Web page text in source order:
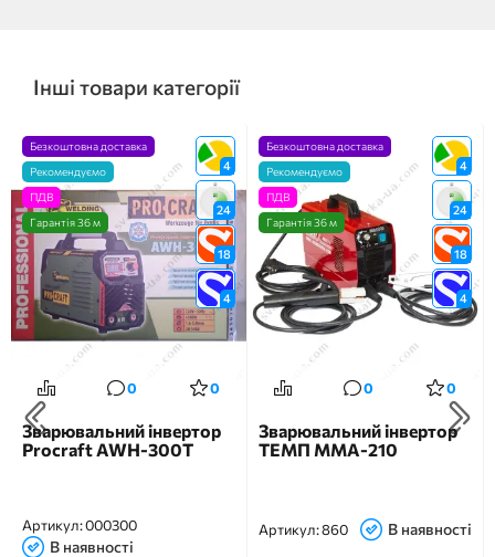
Інші товари категорії
4
24
18
4
Безкоштовна доставка
Рекомендуємо
ПДВ
Гарантія 36 м
0 0
Зварювальний інвертор
Procraft AWH-300T
Артикул:000300
В наявності
4
24
18
4
Безкоштовна доставка
Рекомендуємо
ПДВ
Гарантія 36 м
0 0
Зварювальний інвертор
ТЕМП ММА-210
Артикул:860 В наявності